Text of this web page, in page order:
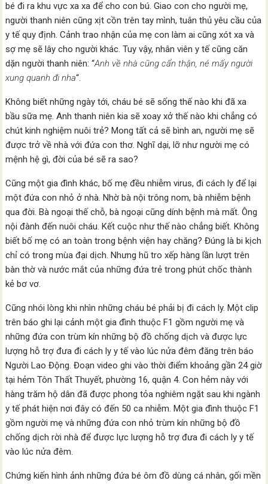
bé đi ra khu vực xa xa để cho con bú. Giao con cho người mẹ,
người thanh niên cũng xịt cồn trên tay mình, tuân thủ yêu cầu của
y tế quy định. Cảnh trao nhận của mẹ con làm ai cũng xót xa và
sợ mẹ sẽ lây cho người khác. Tuy vậy, nhân viên y tế cũng căn
dặn người thanh niên: “Anh về nhà cũng cẩn thận, né mấy người
xung quanh đi nha“.
Không biết những ngày tới, cháu bé sẽ sống thế nào khi đã xa
bầu sữa mẹ. Anh thanh niên kia sẽ xoay xở thế nào khi chẳng có
chút kinh nghiệm nuôi trẻ? Mong tất cả sẽ bình an, người mẹ sẽ
được trở về nhà với đứa con thơ. Nghĩ dại, lỡ như người mẹ có
mệnh hệ gì, đời của bé sẽ ra sao?
Cũng một gia đình khác, bố mẹ đều nhiễm virus, đi cách ly để lại
một đứa con nhỏ ở nhà. Nhờ bà nội trông nom, bà nhiễm bệnh
qua đời. Bà ngoại thế chỗ, bà ngoại cũng dính bệnh mà mất. Ông
nội đành đến nuôi cháu. Kết cuộc như thế nào chẳng biết. Không
biết bố mẹ có an toàn trong bệnh viện hay chăng? Đúng là bi kịch
chỉ có trong mùa đại dịch. Nhưng hũ tro xếp hàng lần lượt trên
bàn thờ và nước mắt của những đứa trẻ trong phút chốc thành
kẻ bơ vơ.
Cũng nhói lòng khi nhìn những cháu bé phải bị đi cách ly. Một clip
trên báo ghi lại cảnh một gia đình thuộc F1 gồm người mẹ và
những đứa con trùm kín những bộ đồ chống dịch và được lực
lượng hỗ trợ đưa đi cách ly y tế vào lúc nửa đêm đăng trên báo
Người Lao Động. Đoạn video ghi vào thời điểm khoảng gần 24 giờ
tại hẻm Tôn Thất Thuyết, phường 16, quận 4. Con hẻm này với
hàng trăm hộ dân đã được phong tỏa nghiêm ngặt sau khi ngành
y tế phát hiện nơi đây có đến 50 ca nhiễm. Một gia đình thuộc F1
gồm người mẹ và những đứa con nhỏ trùm kín những bộ đồ
chống dịch rời nhà để được lực lượng hỗ trợ đưa đi cách ly y tế
vào lúc nửa đêm.
Chứng kiến hình ảnh những đứa bé ôm đồ dùng cá nhân, gối mền